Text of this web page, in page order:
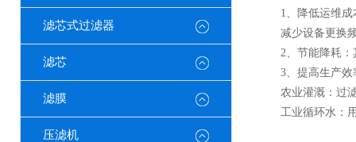
滤芯式过滤器
滤芯
滤膜
压滤机
1、降低运维成
减少设备更换
2、节能降耗：其
3、提高生产效
农业灌溉：过滤
工业循环水：用